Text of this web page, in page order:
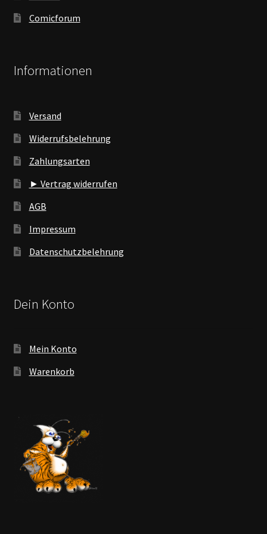
Comicforum
Informationen
Versand
Widerrufsbelehrung
Zahlungsarten
► Vertrag widerrufen
AGB
Impressum
Datenschutzbelehrung
Dein Konto
Mein Konto
Warenkorb